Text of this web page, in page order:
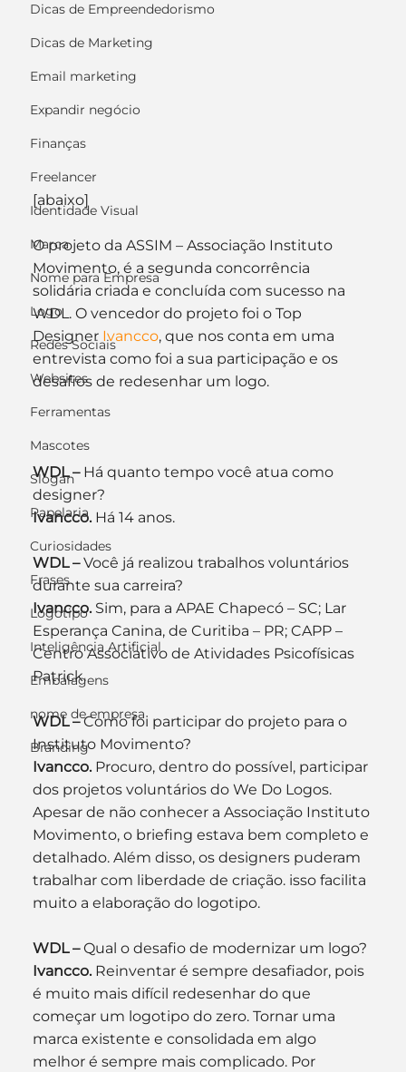
Dicas de Empreendedorismo
Dicas de Marketing
Email marketing
Expandir negócio
Finanças
Freelancer
Identidade Visual
Marca
Nome para Empresa
Logo
Redes Sociais
Websites
Ferramentas
Mascotes
Slogan
Papelaria
Curiosidades
Frases
Logotipo
Inteligência Artificial
Embalagens
nome de empresa
Branding
[abaixo]
O projeto da ASSIM – Associação Instituto
Movimento, é a segunda concorrência
solidária criada e concluída com sucesso na
WDL. O vencedor do projeto foi o Top
Designer Ivancco, que nos conta em uma
entrevista como foi a sua participação e os
desafios de redesenhar um logo.
WDL – Há quanto tempo você atua como
designer?
Ivancco. Há 14 anos.
WDL – Você já realizou trabalhos voluntários
durante sua carreira?
Ivancco. Sim, para a APAE Chapecó – SC; Lar
Esperança Canina, de Curitiba – PR; CAPP –
Centro Associativo de Atividades Psicofísicas
Patrick.
WDL – Como foi participar do projeto para o
Instituto Movimento?
Ivancco. Procuro, dentro do possível, participar
dos projetos voluntários do We Do Logos.
Apesar de não conhecer a Associação Instituto
Movimento, o briefing estava bem completo e
detalhado. Além disso, os designers puderam
trabalhar com liberdade de criação. isso facilita
muito a elaboração do logotipo.
WDL – Qual o desafio de modernizar um logo?
Ivancco. Reinventar é sempre desafiador, pois
é muito mais difícil redesenhar do que
começar um logotipo do zero. Tornar uma
marca existente e consolidada em algo
melhor é sempre mais complicado. Por